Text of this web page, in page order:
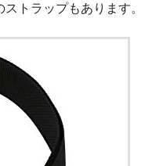
トラップもあります。